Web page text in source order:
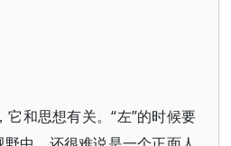
和思想有关。“左”的时候要